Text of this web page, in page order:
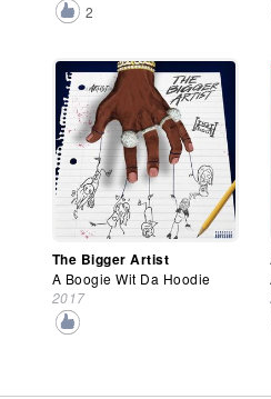
2
The Bigger Artist
A Boogie Wit Da Hoodie
2017